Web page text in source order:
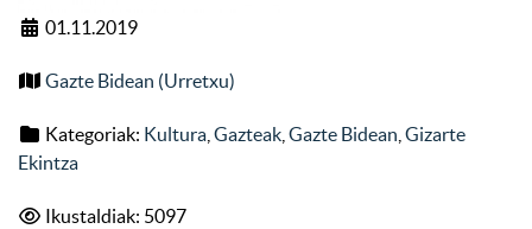
01.11.2019
Gazte Bidean (Urretxu)
Kategoriak: Kultura Gazteak Gazte Bidean Gizarte
Ekintza
Ikustaldiak: 5097